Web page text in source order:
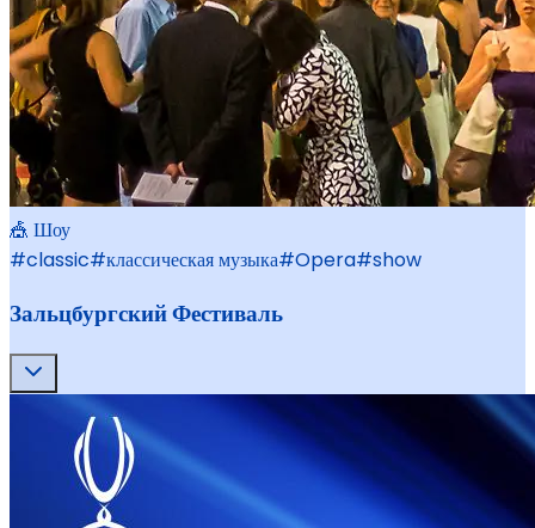
🎪 Шоу
#classic#классическая музыка#Opera#show
Зальцбургский Фестиваль